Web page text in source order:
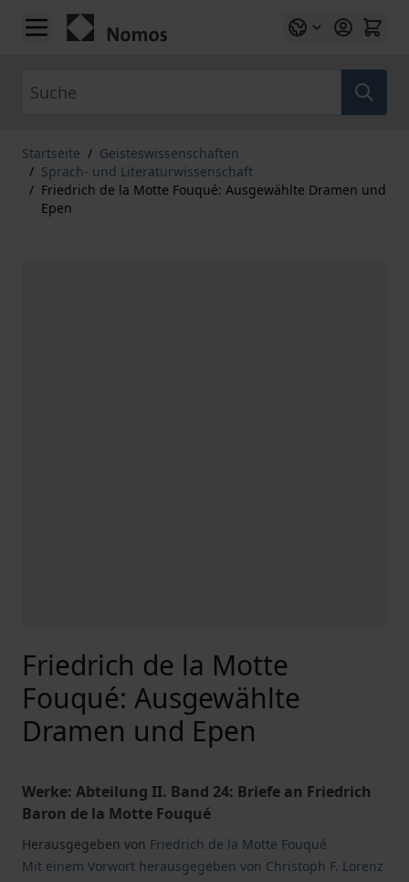
Zum Inhalt springen
Startseite / Geisteswissenschaften
/ Sprach- und Literaturwissenschaft
/ Friedrich de la Motte Fouqué: Ausgewählte Dramen und
Epen
Friedrich de la Motte
Fouqué: Ausgewählte
Dramen und Epen
Werke: Abteilung II. Band 24: Briefe an Friedrich
Baron de la Motte Fouqué
Herausgegeben von Friedrich de la Motte Fouqué
Mit einem Vorwort herausgegeben von Christoph F. Lorenz